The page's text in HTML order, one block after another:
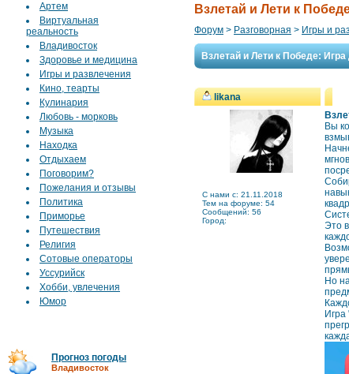
Артем
Виртуальная
реальность
Владивосток
Здоровье и медицина
Игры и развлечения
Кино, теарты
Кулинария
Любовь - морковь
Музыка
Находка
Отдыхаем
Поговорим?
Пожелания и отзывы
Политика
Приморье
Путешествия
Религия
Сотовые операторы
Уссурийск
Хобби, увлечения
Юмор
Прогноз погоды
Владивосток
Взлетай и Лети к
Форум > Разговорная > Игры и
Взлетай и Лети к Победе:
likana
C нами с: 21.11.2018
Тем на форуме: 54
Сообщений: 56
Город:
Вы
Это
Но
Игра